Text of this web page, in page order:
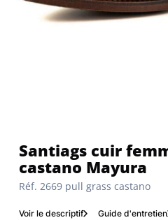
Réf. 2669 pull grass castano
Santiags cuir femme pull grass
castano Mayura
Voir le descriptif Guide d'entretien